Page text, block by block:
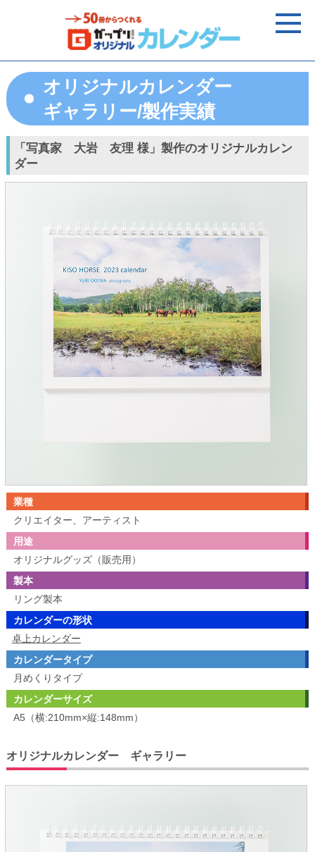
オリジナルカレンダー
ギャラリー/製作実績
「写真家 大岩 友理 様」製作のオリジナルカレン
ダー
業種
クリエイター、アーティスト
用途
オリジナルグッズ（販売用）
製本
リング製本
カレンダーの形状
卓上カレンダー
カレンダータイプ
月めくりタイプ
カレンダーサイズ
A5（横:210mm×縦:148mm）
オリジナルカレンダー ギャラリー